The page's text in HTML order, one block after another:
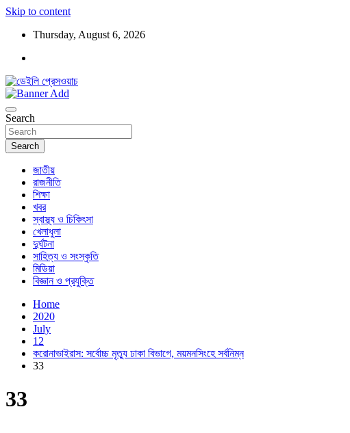
Skip to content
Thursday, August 6, 2026
ডেইলি প্রেসওয়াচ
Search
Search
জাতীয়
রাজনীতি
শিক্ষা
খবর
স্বাস্থ্য ও চিকিৎসা
খেলাধুলা
দুর্ঘটনা
সাহিত্য ও সংস্কৃতি
মিডিয়া
বিজ্ঞান ও প্রযুক্তি
Home
2020
July
12
করোনাভাইরাস: সর্বোচ্চ মৃত্যু ঢাকা বিভাগে, ময়মনসিংহে সর্বনিম্ন
33
33